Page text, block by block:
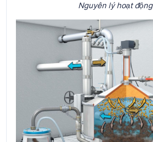
Nguyên lý hoạt động